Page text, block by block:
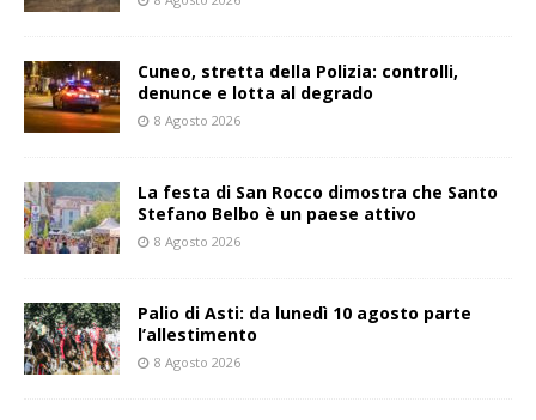
Cuneo, stretta della Polizia: controlli,
denunce e lotta al degrado
8 Agosto 2026
La festa di San Rocco dimostra che Santo
Stefano Belbo è un paese attivo
8 Agosto 2026
Palio di Asti: da lunedì 10 agosto parte
l’allestimento
8 Agosto 2026